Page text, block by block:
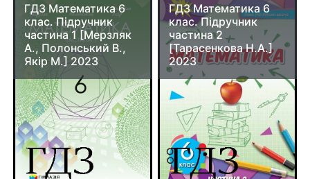
ГДЗ Математика 6
клас. Підручник
частина 1 [Мерзляк
А., Полонський В.,
Якір М.] 2023
ГДЗ Математика 6
клас. Підручник
частина 2
[Тарасенкова Н.А.]
2023